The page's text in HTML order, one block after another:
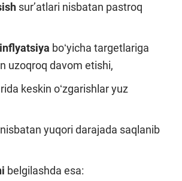
surʼatlari nisbatan pastroq
inflyatsiya boʻyicha targetlariga
uzoqroq davom etishi,
keskin oʻzgarishlar yuz
nisbatan yuqori darajada saqlanib
belgilashda esa: